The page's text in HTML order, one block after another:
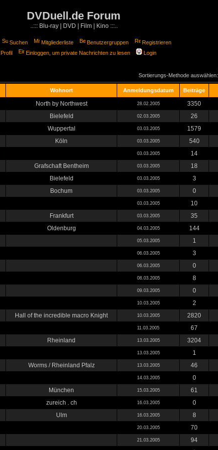
DVDuell.de Forum
..::: Blu-ray | DVD | Film | Kino :::..
Suchen Mitgliederliste Benutzergruppen
Registrieren
Profil
Einloggen, um private Nachrichten zu lesen Login
Sortierungs-Methode auswählen:
Wohnort Anmeldungsdatum Beiträge
North by Northwest 28.02.2005
3350
Bielefeld 02.03.2005
26
Wuppertal 03.03.2005
1579
Köln 03.03.2005
540
03.03.2005
14
Grafschaft Bentheim 03.03.2005
18
Bielefeld 03.03.2005
3
Bochum 03.03.2005
0
03.03.2005
10
Frankfurt 03.03.2005
35
Oldenburg 04.03.2005
144
05.03.2005
1
06.03.2005
3
06.03.2005
0
08.03.2005
8
09.03.2005
0
10.03.2005
2
Hall of the incredible macro Knight 10.03.2005
2820
11.03.2005
67
Rheinland 13.03.2005
3204
13.03.2005
1
Worms / Rheinland Pfalz 13.03.2005
46
14.03.2005
0
München 15.03.2005
61
zureich . ch 16.03.2005
0
Ulm 16.03.2005
8
20.03.2005
70
21.03.2005
94